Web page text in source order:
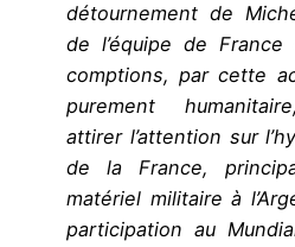
détournement de
de l’équipe de
comptions, par cette
purement
attirer l’attention sur
de la France,
matériel militaire à
participation au